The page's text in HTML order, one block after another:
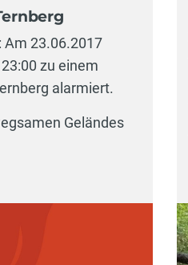
Am 23.06.2017
zu einem
alarmiert.
Geländes